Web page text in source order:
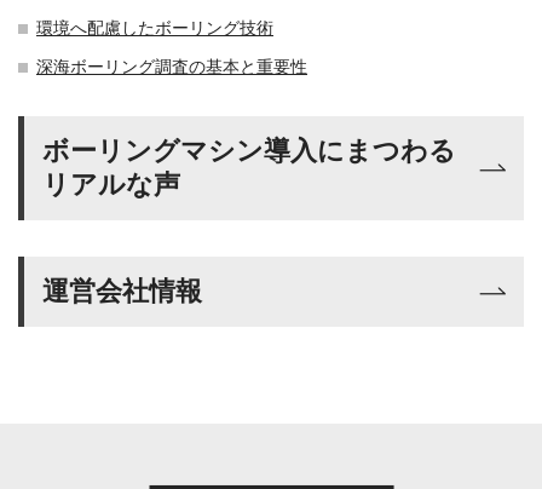
環境へ配慮したボーリング技術
深海ボーリング調査の基本と重要性
ボーリングマシン導入にまつわる
リアルな声
運営会社情報